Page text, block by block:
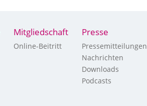
Mitgliedschaft
Online-Beitritt
Presse
Pressemitteilungen
Nachrichten
Downloads
Podcasts